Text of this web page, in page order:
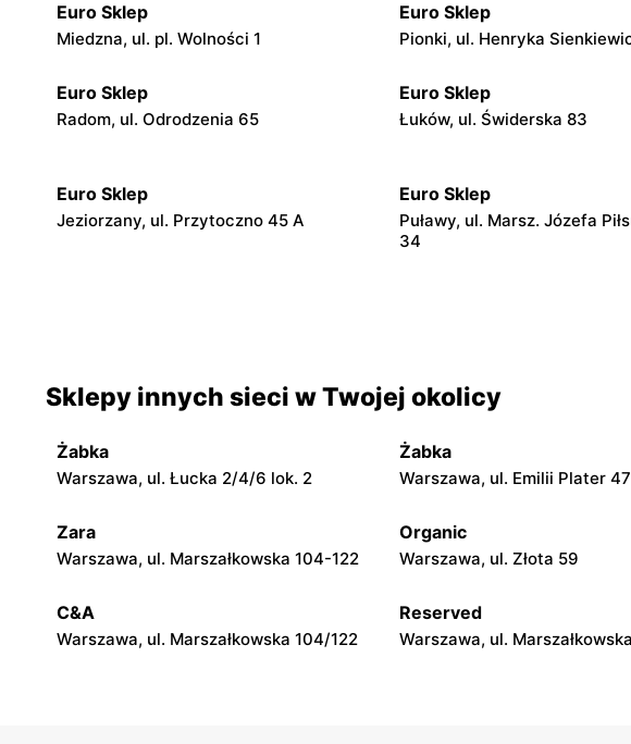
Euro Sklep
Miedzna, ul. pl. Wolności 1
Euro Sklep
Pionki, ul. Henryka
Euro Sklep
Radom, ul. Odrodzenia 65
Euro Sklep
Łuków, ul. Świderska 83
Euro Sklep
Jeziorzany, ul. Przytoczno 45 A
Euro Sklep
Puławy, ul. Marsz. Józefa
34
Kazimierz Dolny, ul.
Abramów, ul. 22 Lipca 2A Wilków, ul. Wilków 4
Euro Sklep
Siemiatycze, ul. Adama Mickiewicza 7
Euro Sklep
Suchedniów, ul. Mickiewicza
Euro Sklep Euro Sklep
Sklepy innych sieci w Twojej okolicy
Żabka
Warszawa, ul. Łucka 2/4/6 lok. 2
Żabka
Warszawa, ul. Emilii Plater 47
Zara
Warszawa, ul. Marszałkowska 104-122
Organic
Warszawa, ul. Złota 59
C&A
Warszawa, ul. Marszałkowska 104/122
Reserved
Warszawa, ul.